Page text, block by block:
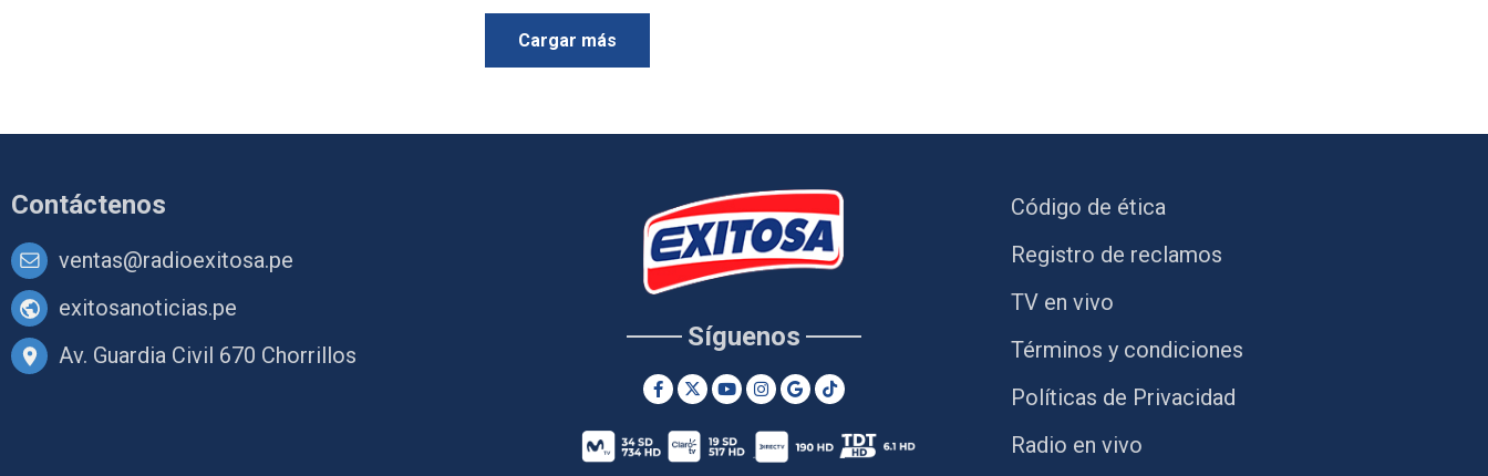
Cargar más
Contáctenos
ventas@radioexitosa.pe
exitosanoticias.pe
Av. Guardia Civil 670 Chorrillos
Síguenos
Código de ética
Registro de reclamos
TV en vivo
Términos y condiciones
Políticas de Privacidad
Radio en vivo